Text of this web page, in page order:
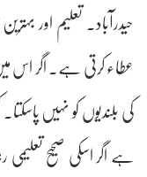
حیدرآباد۔ تعلیم اور
عطاء کرتی ہے۔ اگر اس
کی بلندیوں کو نہیں
ہے اگر اسکی صحیح